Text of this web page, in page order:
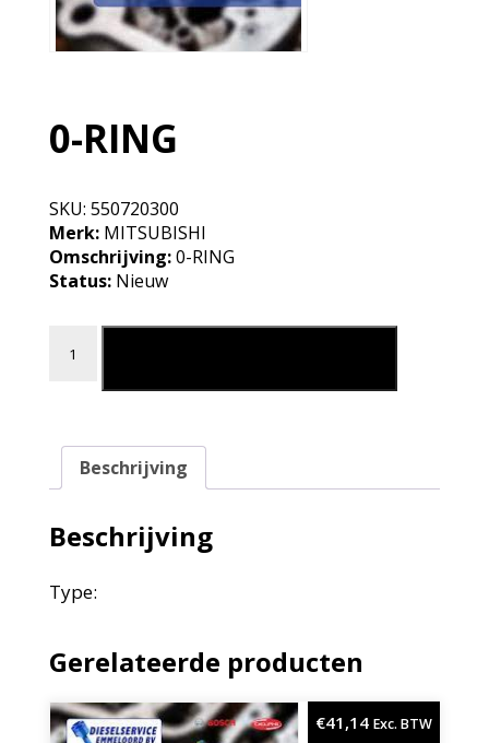
0-RING
SKU: 550720300
Merk:MITSUBISHI
Omschrijving:0-RING
Status:Nieuw
Beschrijving
Beschrijving
Type:
Gerelateerde producten
€41,14 Exc. BTW